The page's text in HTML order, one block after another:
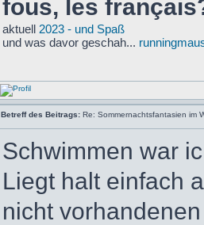
fous, les
aktuell 2023 - und Spaß
und was davor geschah...
Betreff des Beitrags: Re: Sommernachtsfantasien im
Schwimmen war
Liegt halt einfach
nicht